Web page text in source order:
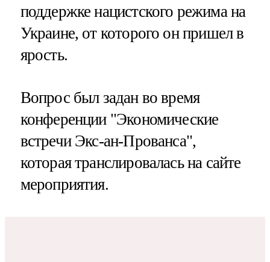
поддержке нацистского режима на
Украине, от которого он пришел в
ярость.
Вопрос был задан во время
конференции "Экономические
встречи Экс-ан-Прованса",
которая транслировалась на сайте
мероприятия.